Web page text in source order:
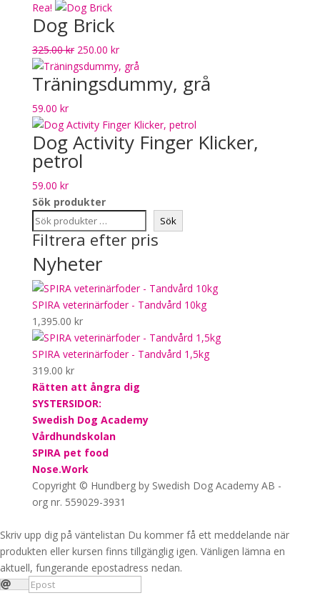
Rea!
Dog Brick
325.00kr Det
ursprungliga
priset
var:
250.00 krDet
nuvarande
priset
Träningsdummy, grå
59.00 kr
Dog Activity Finger Klicker,
petrol
59.00 kr
Sök produkter
Sök
Filtrera efter pris
Nyheter
SPIRA veterinärfoder - Tandvård 10kg
1,395.00 kr
SPIRA veterinärfoder - Tandvård 1,5kg
319.00 kr
Rätten att ångra dig
SYSTERSIDOR:
Swedish Dog Academy
Vårdhundskolan
SPIRA pet food
Nose.Work
Copyright © Hundberg by Swedish Dog Academy AB -
org nr. 559029-3931
Skriv upp dig på väntelistan Du kommer få ett meddelande när
produkten eller kursen finns tillgänglig igen. Vänligen lämna en
aktuell, fungerande epostadress nedan.